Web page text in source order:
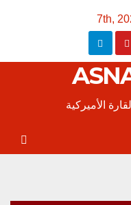
الأميركية